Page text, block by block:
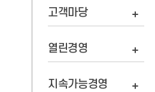
고객마당
열린경영
지속가능경영